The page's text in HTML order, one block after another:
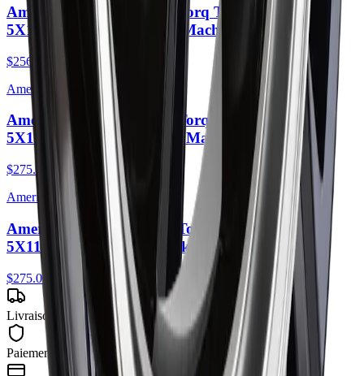
American Racing AR105 Torq Thrust M 16X7
5X110 35mm Gloss Black Machined Lip
$256.00
American Racing
American Racing AR105 Torq Thrust M 16X7
5X114.3 35mm Anthracite Machined Lip
$275.00
American Racing
American Racing AR105 Torq Thrust M 16X7
5X114.3 35mm Gloss Black Machined Lip
$275.00
Livraison gratuite
Paiement sécurisé